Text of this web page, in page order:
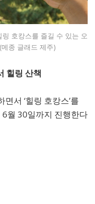
호캉스를 즐길 수 있는 오
종 글래드 제주)
힐링 산책
서 ‘힐링 호캉스’를
월 30일까지 진행한다